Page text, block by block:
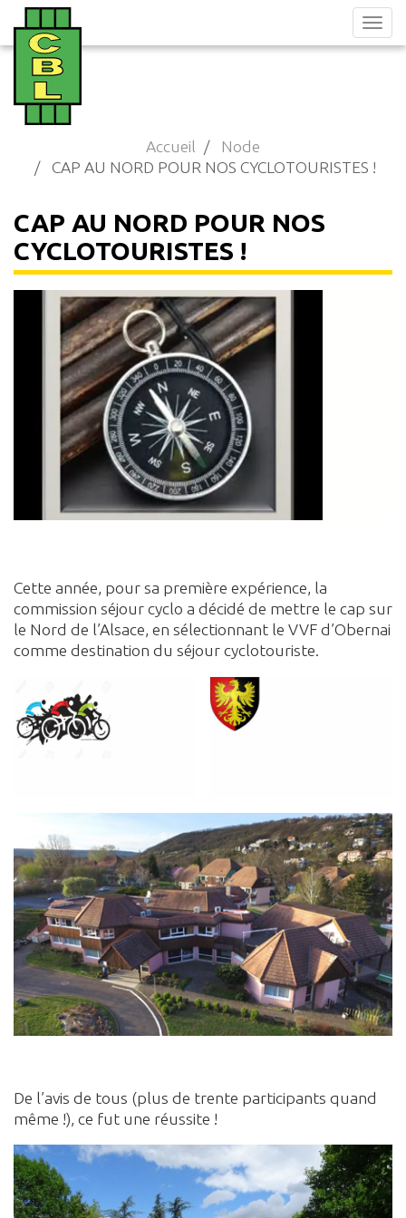
Aller
au
contenu
principal
Accueil
Node
CAP AU NORD POUR NOS CYCLOTOURISTES !
CAP AU NORD POUR NOS
CYCLOTOURISTES !
Cette année, pour sa première expérience, la
commission séjour cyclo a décidé de mettre le cap sur
le Nord de l’Alsace, en sélectionnant le VVF d’Obernai
comme destination du séjour cyclotouriste.
De l’avis de tous (plus de trente participants quand
même !), ce fut une réussite !